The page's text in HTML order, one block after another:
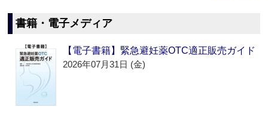
書籍・電子メディア
【電子書籍】緊急避妊薬OTC適正販売ガイド
2026年07月31日 (金)